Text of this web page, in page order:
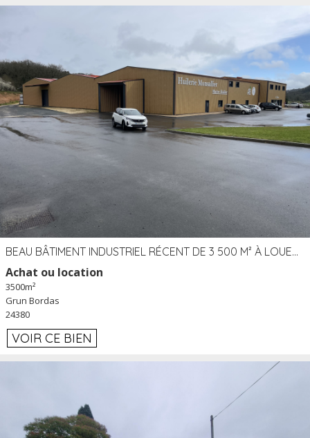
BEAU BÂTIMENT INDUSTRIEL RÉCENT DE 3 500 M² À LOUER OU VENDRE PROCHE PÉRIGUEUX (24)
Achat ou location
3500m²
Grun Bordas
24380
VOIR CE BIEN